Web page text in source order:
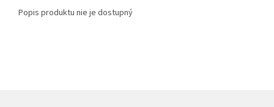
Popis produktu nie je dostupný